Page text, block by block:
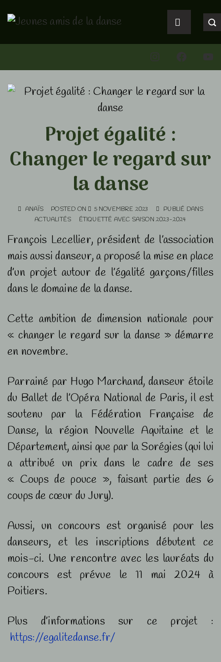
passer
au
principal
Main
Navigation
MENU
Projet égalité :
Changer le regard sur
la danse
ANAÏS POSTED ON 5 NOVEMBRE 2023
PUBLIÉ DANS
ACTUALITÉS
ÉTIQUETTÉ AVEC SAISON 2023-2024
François Lecellier, président de l’association
mais aussi danseur, a proposé la mise en place
d’un projet autour de l’égalité garçons/filles
dans le domaine de la danse.
Cette ambition de dimension nationale pour
« changer le regard sur la danse » démarre
en novembre.
Parrainé par Hugo Marchand, danseur étoile
du Ballet de l’Opéra National de Paris, il est
soutenu par la Fédération Française de
Danse, la région Nouvelle Aquitaine et le
Département, ainsi que par la Sorégies (qui lui
a attribué un prix dans le cadre de ses
« Coups de pouce », faisant partie des 6
coups de cœur du Jury).
Aussi, un concours est organisé pour les
danseurs, et les inscriptions débutent ce
mois-ci. Une rencontre avec les lauréats du
concours est prévue le 11 mai 2024 à
Poitiers.
Plus d’informations sur ce projet :
https://egalitedanse.fr/